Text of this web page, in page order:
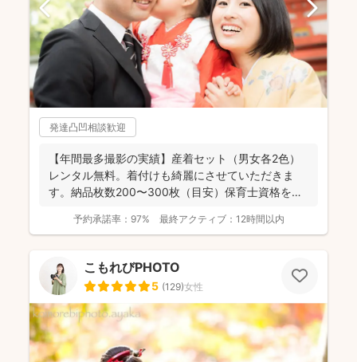
発達凸凹相談歓迎
【年間最多撮影の実績】産着セット（男女各2色）
レンタル無料。着付けも綺麗にさせていただきま
す。納品枚数200〜300枚（目安）保育士資格を持
予約承諾率： 97% 最終アクティブ： 12時間以内
こもれびPHOTO
5 (129)女性